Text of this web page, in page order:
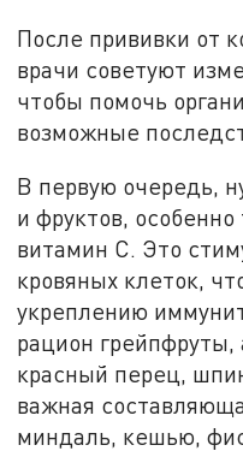
После прививки от
врачи советуют
чтобы помочь
возможные
В первую очередь,
и фруктов,
витамин С. Это
кровяных клеток,
укреплению
рацион
красный перец,
важная
миндаль, кешью,